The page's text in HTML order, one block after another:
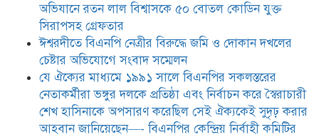
অভিযানে রতন লাল বিশ্বাসকে ৫০ বোতল কোডিন যুক্ত
সিরাপসহ গ্রেফতার
ঈশ্বরদীতে বিএনপি নেত্রীর বিরুদ্ধে জমি ও দোকান দখলের
চেষ্টার অভিযোগে সংবাদ সম্মেলন
যে ঐক্যের মাধ্যমে ১৯৯১ সালে বিএনপির সকলস্তরের
নেতাকর্মীরা ভঙ্গুর দলকে প্রতিষ্ঠা এবং নির্বাচন করে স্বৈরাচারী
শেখ হাসিনাকে অপসারণ করেছিল সেই ঐক্যকেই সুদৃঢ় করার
আহবান জানিয়েছেন—- বিএনপির কেন্দ্রিয় নির্বাহী কমিটির